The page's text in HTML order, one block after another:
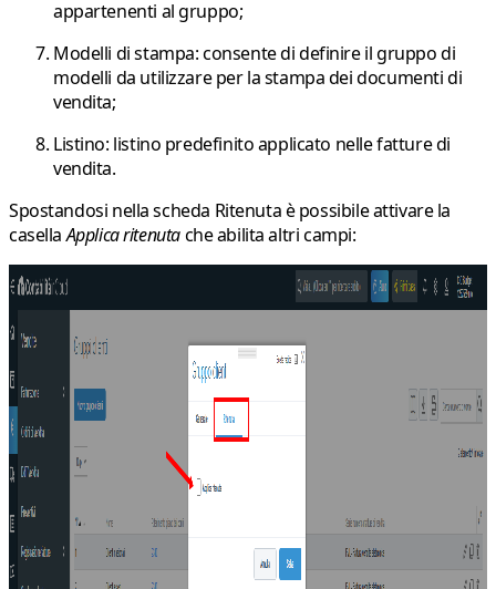
appartenenti al gruppo;
Modelli di stampa: consente di definire il gruppo di
modelli da utilizzare per la stampa dei documenti di
vendita;
Listino: listino predefinito applicato nelle fatture di
vendita.
Spostandosi nella scheda Ritenutaè possibile attivare la
casellaApplica ritenutache abilita altri campi: